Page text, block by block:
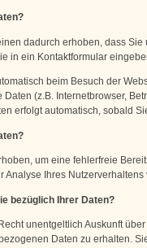
dadurch erhoben, dass
in ein Kontaktformular
beim Besuch der
(z.B. Internetbrowser,
erfolgt automatisch, sobald
um eine fehlerfreie
Analyse Ihres
bezüglich Ihrer Daten?
unentgeltlich Auskunft
Daten zu erhalten.